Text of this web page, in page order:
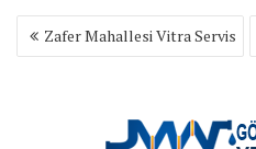
Yazı
gezinmesi
Zafer Mahallesi Vitra Servis